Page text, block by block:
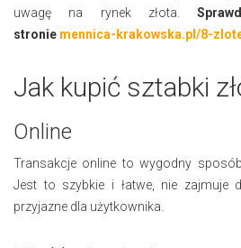
uwagę na rynek złota.
stronie mennica-krakowska.pl/8-
Jak kupić sztabki
Online
Transakcje online to wygodny
Jest to szybkie i łatwe, nie zajmuje
przyjazne dla użytkownika.